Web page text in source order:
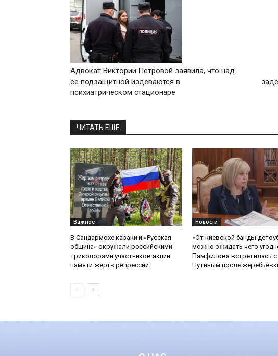
Адвокат Виктории Петровой заявила, что над
ее подзащитной издеваются в
психиатрическом стационаре
ЧИТАТЬ ЕЩЕ
Важное
В Сандармохе казаки и «Русская
община» окружали российскими
триколорами участников акции
памяти жертв репрессий
Новости
«От киевской банды
можно ожидать чего
Памфилова встретилась с
Путиным после